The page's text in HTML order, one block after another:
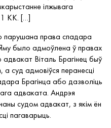
ілжывага
1 КК. […]
парушана права спадара
было адмоўлена ў правах
Віталь Брагінец быў
суд адмовіўся перанесці
Брагінца або дазволіць
адваката. Андрэя
судом адвакат, з якім ён
пагаварыць.